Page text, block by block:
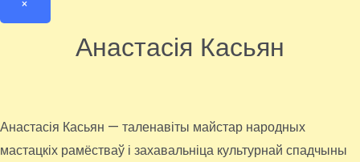
×
Анастасія Касьян
Анастасія Касьян — таленавіты майстар народных
мастацкіх рамёстваў і захавальніца культурнай спадчыны